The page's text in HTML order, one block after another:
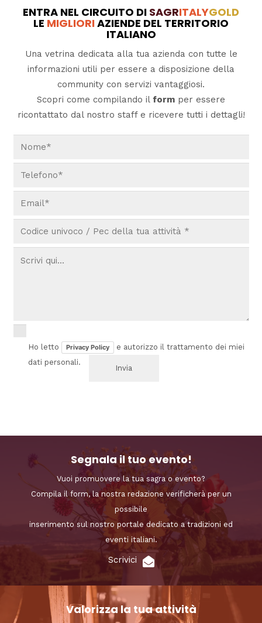
ENTRA NEL CIRCUITO DI SAGRITALYGOLD
LE MIGLIORIAZIENDE DEL TERRITORIO
ITALIANO
Una vetrina dedicata alla tua azienda con tutte le
informazioni utili per essere a disposizione della
community con servizi vantaggiosi.
Scopri come compilando il form per essere
ricontattato dal nostro staff e ricevere tutti i dettagli!
Ho letto Privacy Policy
e autorizzo il trattamento dei miei
dati personali.
Segnala il tuo evento!
Vuoi promuovere la tua sagra o evento?
Compila il form, la nostra redazione verificherà per un
possibile
inserimento sul nostro portale dedicato a tradizioni ed
eventi italiani.
Scrivici
Valorizza la tua attività